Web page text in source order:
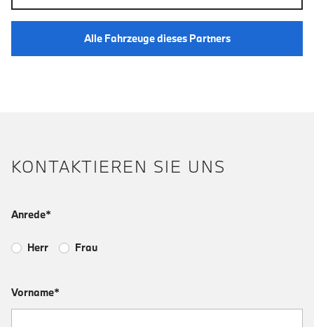
Alle Fahrzeuge dieses Partners
KONTAKTIEREN SIE UNS
Anrede*
Herr Frau
Vorname*